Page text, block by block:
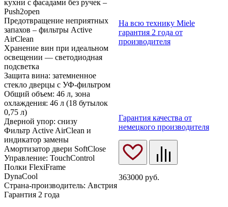
На всю технику Miele
гарантия 2 года от
производителя
Гарантия качества от
немецкого производителя
363000 руб.
кухни с фасадами без ручек –
Push2open
Предотвращение неприятных
запахов – фильтры Active
AirClean
Хранение вин при идеальном
освещении — светодиодная
подсветка
Защита вина: затемненное
стекло дверцы с УФ-фильтром
Общий объем: 46 л, зона
охлаждения: 46 л (18 бутылок
0,75 л)
Дверной упор: снизу
Фильтр Active AirClean и
индикатор замены
Амортизатор двери SoftClose
Управление: TouchControl
Полки FlexiFrame
DynaCool
Страна-производитель: Австрия
Гарантия 2 года